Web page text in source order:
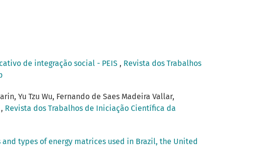
de integração social - PEIS , Revista dos Trabalhos
Yu Tzu Wu, Fernando de Saes Madeira Vallar,
, Revista dos Trabalhos de Iniciação Científica da
types of energy matrices used in Brazil, the United